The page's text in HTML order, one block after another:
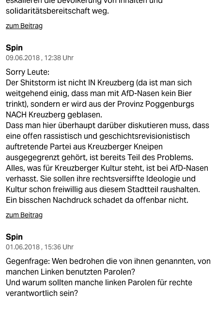
solidaritätsbereitschaft weg.
zum Beitrag
Spin
09.06.2018 , 12:38 Uhr
Sorry Leute:
Der Shitstorm ist nicht IN Kreuzberg (da ist man sich
weitgehend einig, dass man mit AfD-Nasen kein Bier
trinkt), sondern er wird aus der Provinz Poggenburgs
NACH Kreuzberg geblasen.
Dass man hier überhaupt darüber diskutieren muss, dass
eine offen rassistisch und geschichtsrevisionistisch
auftretende Partei aus Kreuzberger Kneipen
ausgegegrenzt gehört, ist bereits Teil des Problems.
Alles, was für Kreuzberger Kultur steht, ist bei AfD-Nasen
verhasst. Sie sollen ihre rechtsversiffte Ideologie und
Kultur schon freiwillig aus diesem Stadtteil raushalten.
Ein bisschen Nachdruck schadet da offenbar nicht.
zum Beitrag
Spin
01.06.2018 , 15:36 Uhr
Gegenfrage: Wen bedrohen die von ihnen genannten, von
manchen Linken benutzten Parolen?
Und warum sollten manche linken Parolen für rechte
verantwortlich sein?